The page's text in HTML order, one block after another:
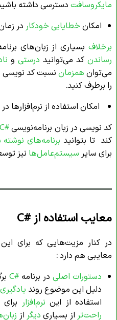
مایکروسافت دسترسی داشته
امکان خطایابی خودکار در
برخلاف بسیاری از زبان‌های
رساندنکد می‌توانید درستی و
می‌توان همزمان نسبت کد نویسی
را برطرف کنید.
امکان استفاده از نرم‌افزارها در
کد نویسی در زبان برنامه‌نویسی #C
کند تا بتوانید برنامه‌های
برای سایر سیستم‌عامل‌ها نیز
معایب استفاده ازC#
در کنار مزیت‌هایی که برای این
معایبی هم دارد :
دستورات اصلی در برنامه#C
دلیل این موضوع روند
استفاده از این نرم‌افزار
راحت‌تر از بسیاری دیگر از